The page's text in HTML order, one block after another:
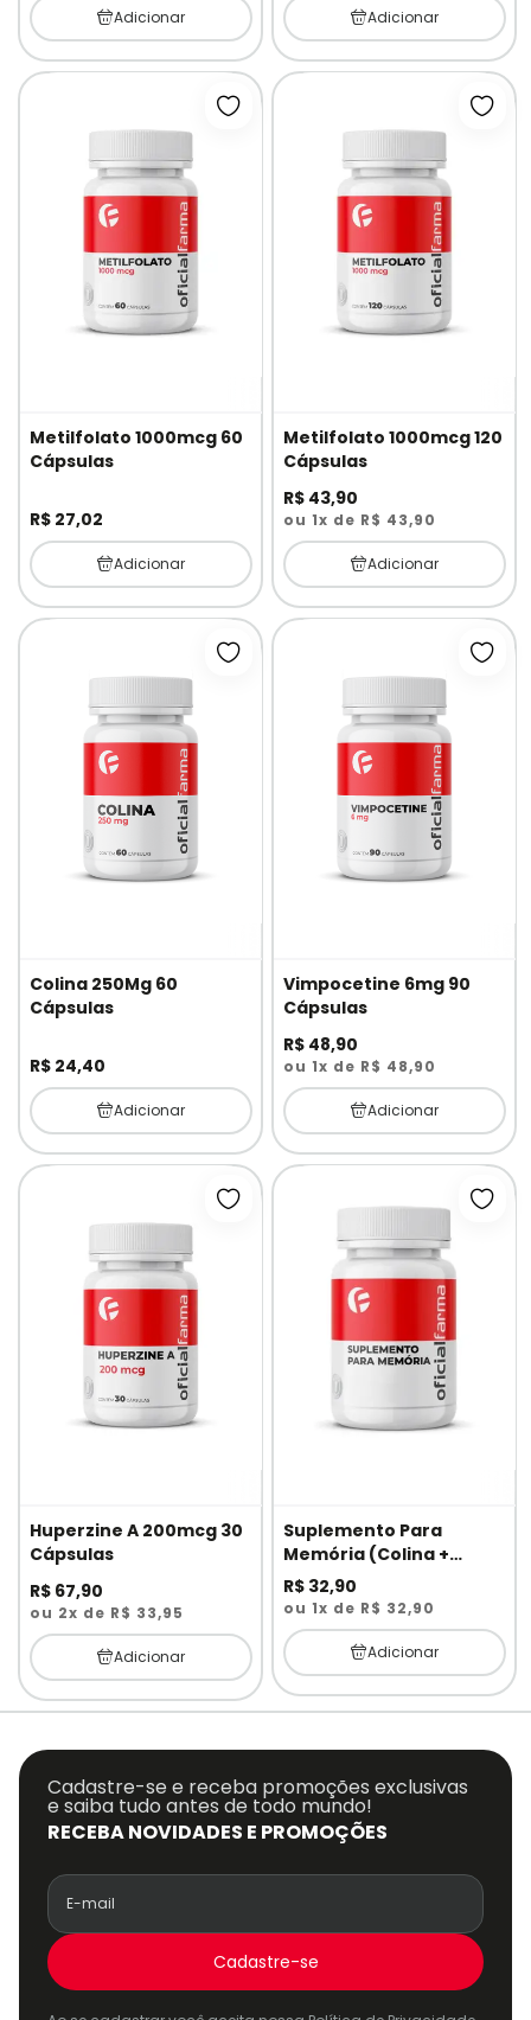
Adicionar Adicionar
Metilfolato 1000mcg 60
Cápsulas
R$ 27,02
Adicionar à lista de desejos
Adicionar
Metilfolato 1000mcg 120
Cápsulas
R$ 43,90
ou 1x de R$ 43,90
Adicionar
Colina 250Mg 60
Cápsulas
R$ 24,40
Adicionar à lista de desejos
Adicionar
Vimpocetine 6mg 90
Cápsulas
R$ 48,90
ou 1x de R$ 48,90
Adicionar
Huperzine A 200mcg 30
Cápsulas
R$ 67,90
ou 2x de R$ 33,95
Adicionar à lista de desejos
Adicionar
Suplemento Para
Memória (Colina +
Inositol) 120 Cápsulas
R$ 32,90
ou 1x de R$ 32,90
Adicionar
RECEBA NOVIDADES E PROMOÇÕES
Cadastre-se e receba promoções exclusivas
e saiba tudo antes de todo mundo!
Cadastre-se